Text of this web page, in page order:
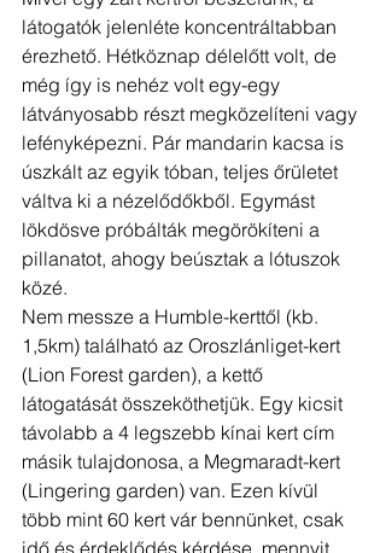
látogatók jelenléte koncentráltabban
érezhető. Hétköznap délelőtt volt, de
még így is nehéz volt egy-egy
látványosabb részt megközelíteni vagy
lefényképezni. Pár mandarin kacsa is
úszkált az egyik tóban, teljes őrületet
váltva ki a nézelődőkből. Egymást
lökdösve próbálták megörökíteni a
pillanatot, ahogy beúsztak a lótuszok
közé.
Nem messze a Humble-kerttől (kb.
1,5km) található az Oroszlánliget-kert
(Lion Forest garden), a kettő
látogatását összeköthetjük. Egy kicsit
távolabb a 4 legszebb kínai kert cím
másik tulajdonosa, a Megmaradt-kert
(Lingering garden) van. Ezen kívül
több mint 60 kert vár bennünket, csak